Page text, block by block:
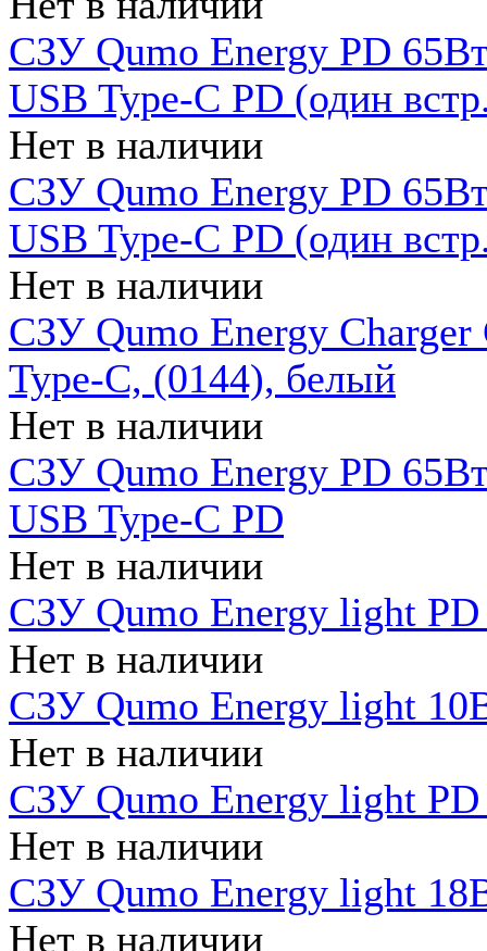
СЗУ Qumo Energy PD
USB Type-C PD (один
Нет в наличии
СЗУ Qumo Energy PD
USB Type-C PD (один
Нет в наличии
СЗУ Qumo Energy
Type-C, (0144), белый
Нет в наличии
СЗУ Qumo Energy PD
USB Type-C PD
Нет в наличии
СЗУ Qumo Energy light
Нет в наличии
СЗУ Qumo Energy light
Нет в наличии
СЗУ Qumo Energy light
Нет в наличии
СЗУ Qumo Energy light
Нет в наличии